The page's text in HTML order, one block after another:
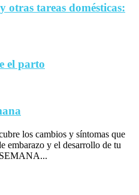
otras tareas domésticas:
el parto
los cambios y síntomas que
embarazo y el desarrollo de tu